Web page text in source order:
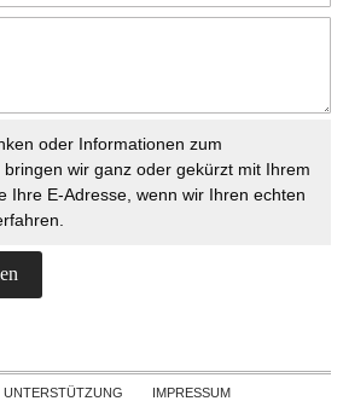
oder Informationen zum
wir ganz oder gekürzt mit Ihrem
Ihre E-Adresse, wenn wir Ihren echten
Skip to content
UNTERSTÜTZUNG
IMPRESSUM